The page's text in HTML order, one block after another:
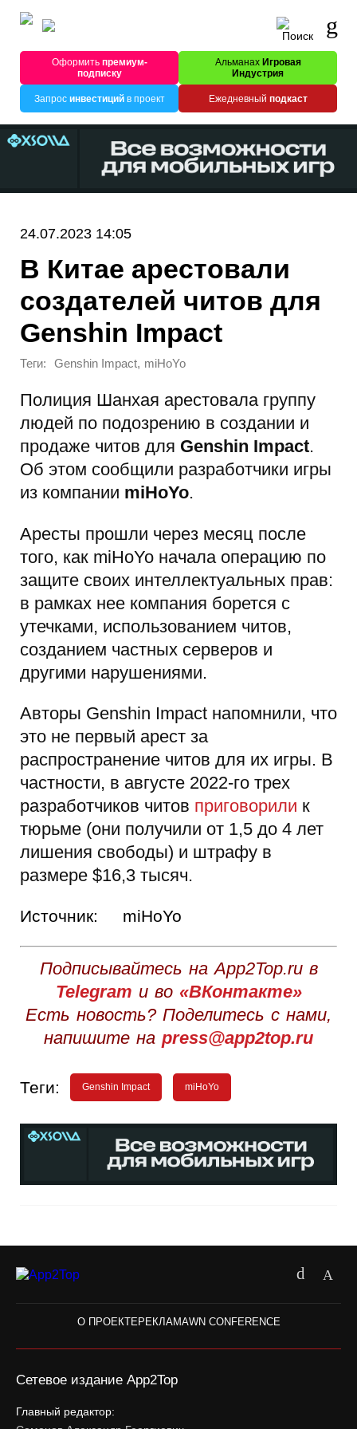
Оформитьпремиум-
подписку
Альманах Игровая
Индустрия
Запрос инвестицийв проект Ежедневный подкаст
24.07.2023 14:05
В Китае арестовали
создателей читов для
Genshin Impact
Теги: Genshin Impact, miHoYo
Полиция Шанхая арестовала группу
людей по подозрению в создании и
продаже читов для Genshin Impact.
Об этом сообщили разработчики игры
из компании miHoYo.
Аресты прошли через месяц после
того, как miHoYo начала операцию по
защите своих интеллектуальных прав:
в рамках нее компания борется с
утечками, использованием читов,
созданием частных серверов и
другими нарушениями.
Авторы Genshin Impact напомнили, что
это не первый арест за
распространение читов для их игры. В
частности, в августе 2022-го трех
разработчиков читов приговорили к
тюрьме (они получили от 1,5 до 4 лет
лишения свободы) и штрафу в
размере $16,3 тысяч.
Источник: miHoYo
Подписывайтесь на App2Top.ru в
Telegram и во «ВКонтакте»
Есть новость? Поделитесь с нами,
напишите на press@app2top.ru
Теги: Genshin Impact miHoYo
О ПРОЕКТЕРЕКЛАМАWN CONFERENCE
Сетевое издание App2Top
Главный редактор: